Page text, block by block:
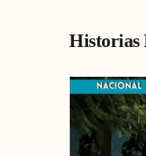
Historias